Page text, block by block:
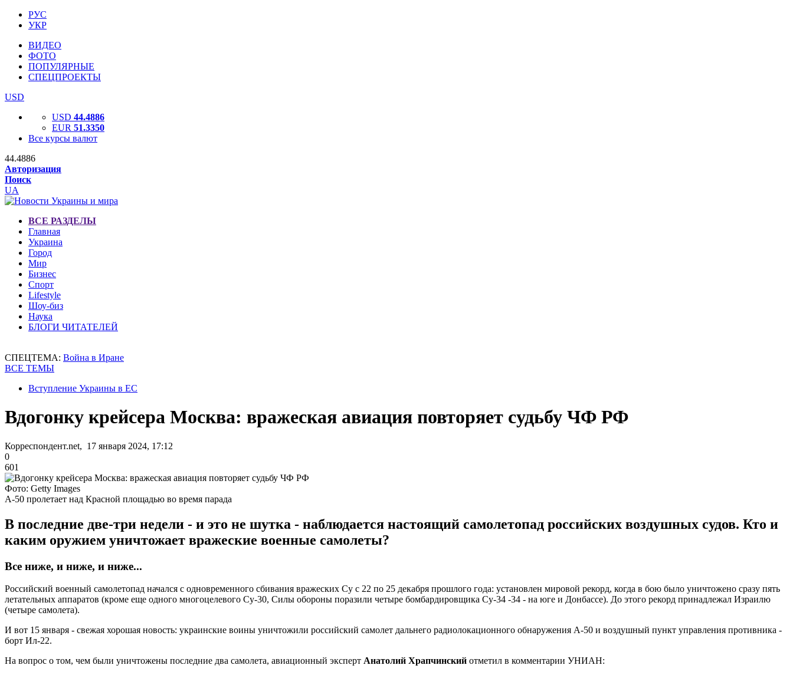
РУС
УКР
ВИДЕО
ФОТО
ПОПУЛЯРНЫЕ
СПЕЦПРОЕКТЫ
USD
USD 44.4886
EUR 51.3350
Все курсы валют
44.4886
Авторизация
Поиск
UA
ВСЕ РАЗДЕЛЫ
Главная
Украина
Город
Мир
Бизнес
Спорт
Lifestyle
Шоу-биз
Наука
БЛОГИ ЧИТАТЕЛЕЙ
СПЕЦТЕМА: Война в Иране
ВСЕ ТЕМЫ
Вступление Украины в ЕС
Вдогонку крейсера Москва: вражеская авиация повторяет судьбу ЧФ РФ
Корреспондент.net, 17 января 2024, 17:12
0
601
Фото: Getty Images
А-50 пролетает над Красной площадью во время парада
В последние две-три недели - и это не шутка - наблюдается настоящий самолетопад российских воздушных судов. Кто и
каким оружием уничтожает вражеские военные самолеты?
Все ниже, и ниже, и ниже...
Российский военный самолетопад начался с одновременного сбивания вражеских Су с 22 по 25 декабря прошлого года: установлен мировой рекорд, когда в бою было уничтожено сразу пять
летательных аппаратов (кроме еще одного многоцелевого Су-30, Силы обороны поразили четыре бомбардировщика Су-34 -34 - на юге и Донбассе). До этого рекорд принадлежал Израилю
(четыре самолета).
И вот 15 января - свежая хорошая новость: украинские воины уничтожили российский самолет дальнего радиолокационного обнаружения А-50 и воздушный пункт управления противника -
борт Ил-22.
На вопрос о том, чем были уничтожены последние два самолета, авиационный эксперт Анатолий Храпчинский отметил в комментарии УНИАН: